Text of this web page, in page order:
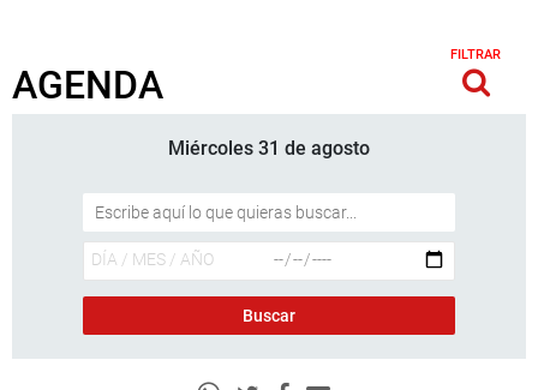
AGENDA
FILTRAR
Miércoles 31 de agosto